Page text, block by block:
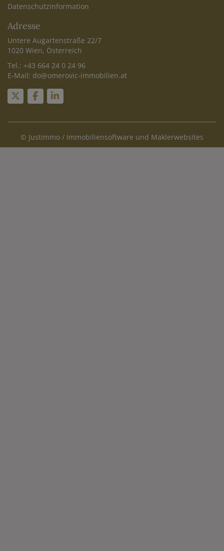
Datenschutzinformation
Adresse
Untere Augartenstraße 22/7
1020 Wien, Österreich
Tel.: +43 664 24 0 24 96
E-Mail: do@omerovic-immobilien.at
© Justimmo / Immobiliensoftware und Maklerwebsites